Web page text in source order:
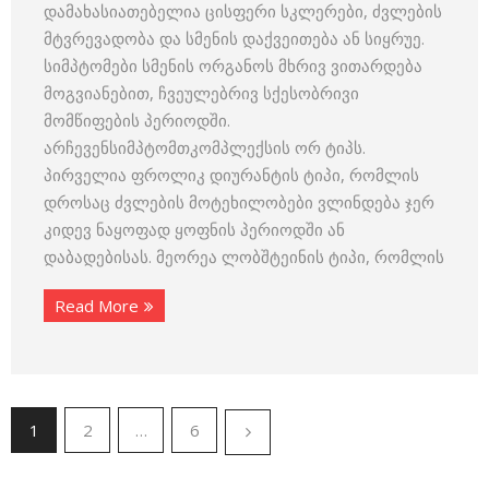
დამახასიათებელია ცისფერი სკლერები, ძვლების
მტვრევადობა და სმენის დაქვეითება ან სიყრუე.
სიმპტომები სმენის ორგანოს მხრივ ვითარდება
მოგვიანებით, ჩვეულებრივ სქესობრივი
მომწიფების პერიოდში.
არჩევენსიმპტომთკომპლექსის ორ ტიპს.
პირველია ფროლიკ დიურანტის ტიპი, რომლის
დროსაც ძვლების მოტეხილობები ვლინდება ჯერ
კიდევ ნაყოფად ყოფნის პერიოდში ან
დაბადებისას. მეორეა ლობშტეინის ტიპი, რომლის
Read More
1 2 … 6